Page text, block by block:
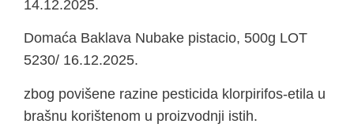
14.12.2025.
Domaća Baklava Nubake pistacio, 500g LOT
5230/ 16.12.2025.
zbog povišene razine pesticida klorpirifos-etila u
brašnu korištenom u proizvodnji istih.